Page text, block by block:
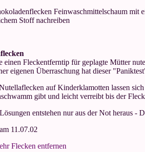
Feinwaschmittelschaum mit
Stoff nachreiben
einen Fleckentferntip für geplagte Mütter
eigenen Überraschung hat dieser
auf Kinderklamotten lassen
gibt und leicht verreibt bis der
entstehen nur aus der Not heraus -
am 11.07.02
Flecken entfernen